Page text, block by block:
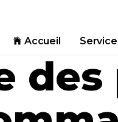
Accueil
des